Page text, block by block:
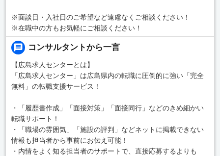
※面談日・入社日のご希望など遠慮なくご相談ください！
※在職中の方もお気軽にご相談ください！
コンサルタントから一言
【広島求人センターとは】
「広島求人センター」は広島県内の転職に圧倒的に強い「完全
無料」の転職支援サービス！
・「履歴書作成」「面接対策」「面接同行」などのきめ細かい
転職サポート！
・「職場の雰囲気」「施設の評判」などネットに掲載できない
情報も担当者から事前にお伝え可能！
・内情をよく知る担当者のサポートで、直接応募するよりも